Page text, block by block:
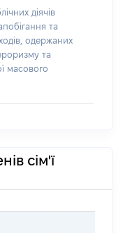
діячів
та
одержаних
та
масового
сім'ї